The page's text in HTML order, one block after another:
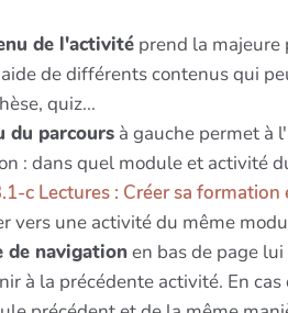
de l'activité prend la majeure
de différents contenus qui
quiz...
du parcours à gauche permet à
: dans quel module et activité
c Lectures : Créer sa formation
vers une activité du même
de navigationen bas de page
à la précédente activité. En